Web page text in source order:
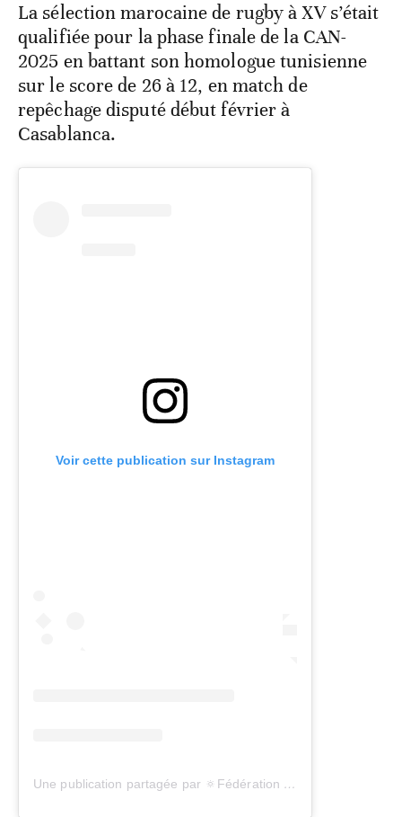
La sélection marocaine de rugby à XV s’était
qualifiée pour la phase finale de la CAN-
2025 en battant son homologue tunisienne
sur le score de 26 à 12, en match de
repêchage disputé début février à
Casablanca.
Voir cette publication sur Instagram
Une publication partagée par 🔅Fédération royale marocaine de rugby🇲🇦 (@frmr1956)